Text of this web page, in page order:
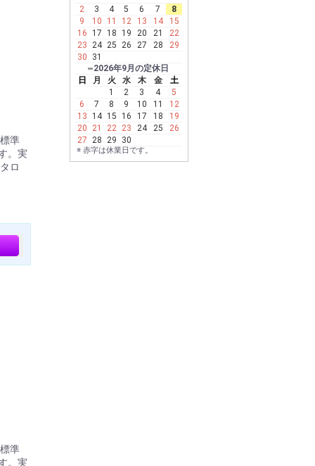
準
。実
ロ
準
。実
2
3 4 5 6 7
8
9
10 11 12 13 14
15
16
17 18 19 20 21
22
23 24 25 26 27 28
29
30
31
2026年9月の定休日
日
月 火 水 木 金
土
1
2 3 4
5
6
7 8 9 10 11
12
13
14 15 16 17 18
19
20
21 22 23 24 25
26
27 28 29 30
※ 赤字は休業日です。